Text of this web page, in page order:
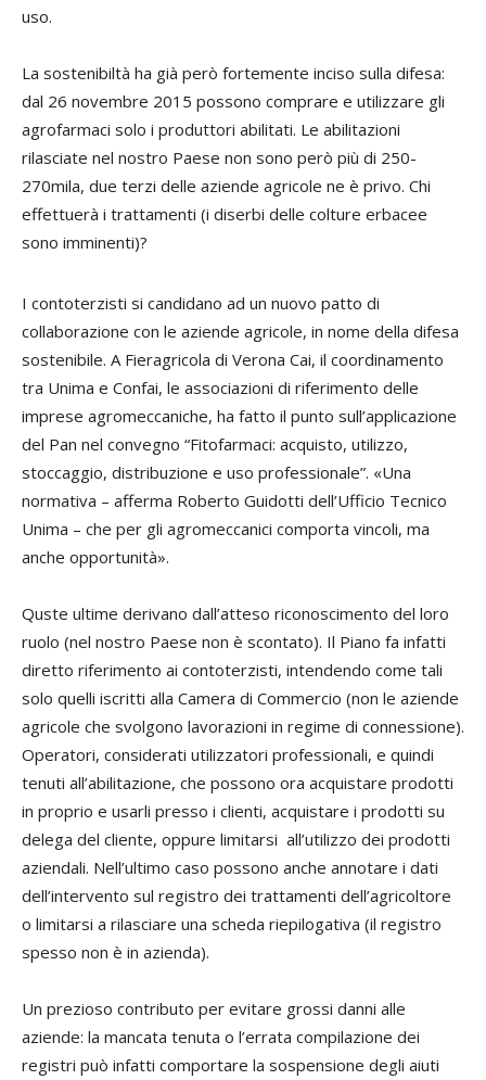
uso.
La sostenibiltà ha già però fortemente inciso sulla difesa:
dal 26 novembre 2015 possono comprare e utilizzare gli
agrofarmaci solo i produttori abilitati. Le abilitazioni
rilasciate nel nostro Paese non sono però più di 250-
270mila, due terzi delle aziende agricole ne è privo. Chi
effettuerà i trattamenti (i diserbi delle colture erbacee
sono imminenti)?
I contoterzisti si candidano ad un nuovo patto di
collaborazione con le aziende agricole, in nome della difesa
sostenibile. A Fieragricola di Verona Cai, il coordinamento
tra Unima e Confai, le associazioni di riferimento delle
imprese agromeccaniche, ha fatto il punto sull’applicazione
del Pan nel convegno “Fitofarmaci: acquisto, utilizzo,
stoccaggio, distribuzione e uso professionale”. «Una
normativa – afferma Roberto Guidotti dell’Ufficio Tecnico
Unima – che per gli agromeccanici comporta vincoli, ma
anche opportunità».
Quste ultime derivano dall’atteso riconoscimento del loro
ruolo (nel nostro Paese non è scontato). Il Piano fa infatti
diretto riferimento ai contoterzisti, intendendo come tali
solo quelli iscritti alla Camera di Commercio (non le aziende
agricole che svolgono lavorazioni in regime di connessione).
Operatori, considerati utilizzatori professionali, e quindi
tenuti all’abilitazione, che possono ora acquistare prodotti
in proprio e usarli presso i clienti, acquistare i prodotti su
delega del cliente, oppure limitarsi all’utilizzo dei prodotti
aziendali. Nell’ultimo caso possono anche annotare i dati
dell’intervento sul registro dei trattamenti dell’agricoltore
o limitarsi a rilasciare una scheda riepilogativa (il registro
spesso non è in azienda).
Un prezioso contributo per evitare grossi danni alle
aziende: la mancata tenuta o l’errata compilazione dei
registri può infatti comportare la sospensione degli aiuti